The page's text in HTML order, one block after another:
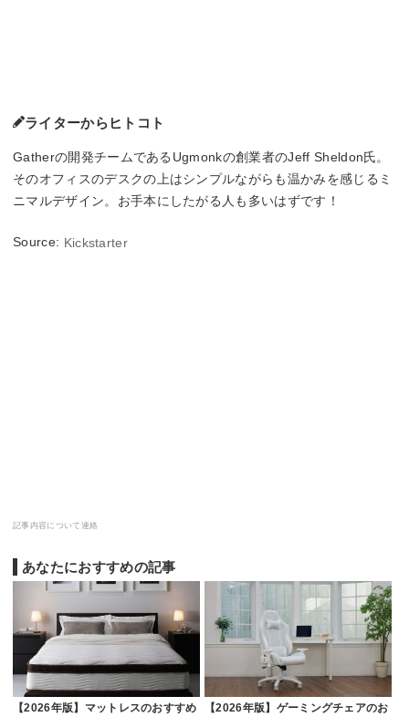
ライターからヒトコト
Gatherの開発チームであるUgmonkの創業者のJeff Sheldon氏。
そのオフィスのデスクの上はシンプルながらも温かみを感じるミ
ニマルデザイン。お手本にしたがる人も多いはずです！
Source: Kickstarter
記事内容について連絡
あなたにおすすめの記事
【2026年版】マットレスのおすすめ
【2026年版】ゲーミングチェアのお